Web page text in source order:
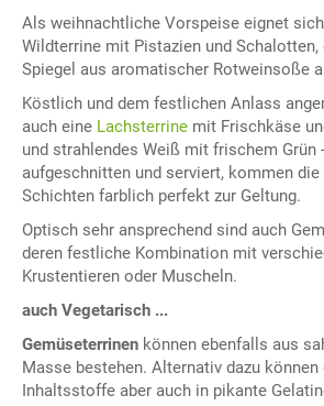
Als weihnachtliche Vorspeise eignet
Wildterrine mit Pistazien und Schalotten,
Spiegel aus aromatischer Rotweinsoße
Köstlich und dem festlichen Anlass
auch eine Lachsterrine mit Frischkäse
und strahlendes Weiß mit frischem Grün
aufgeschnitten und serviert, kommen die
Schichten farblich perfekt zur Geltung.
Optisch sehr ansprechend sind auch
deren festliche Kombination mit
Krustentieren oder Muscheln.
auch Vegetarisch ...
Gemüseterrinen können ebenfalls aus
Masse bestehen. Alternativ dazu können
Inhaltsstoffe aber auch in pikante